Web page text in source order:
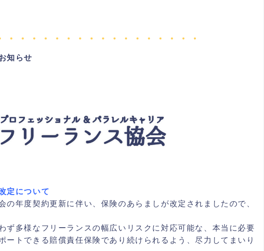
知らせ
定について
の年度契約更新に伴い、保険のあらましが改定されましたので、
ず多様なフリーランスの幅広いリスクに対応可能な、本当に必要
ートできる賠償責任保険であり続けられるよう、尽力してまいり